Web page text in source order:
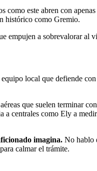
este abren con
histórico como Gremio.
empujen a sobrevalorar al
local que defiende
que suelen terminar
a centrales como Ely a
imagina. No hablo
calmar el trámite.